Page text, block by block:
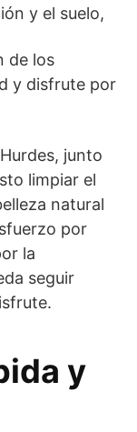
y el suelo,
de los
y disfrute por
junto
limpiar el
natural
por
la
seguir
y